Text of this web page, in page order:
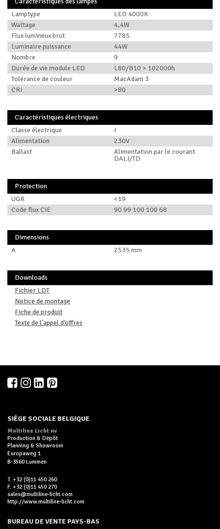
Lamptype
LED 4000K
Wattage
4,4W
Flux lumineux brut
7785
Luminaire puissance
44W
Nombre
9
Durée de vie module LED
L80/B10 > 102000h
Tolérance de couleur
MacAdam 3
CRI
>80
Caractéristiques électriques
Classe électrique
I
Alimentation
230V
Ballast
Alimentation par le courant
DALI/TD
Protection
UGR
<19
Code flux CIE
90 99 100 100 68
Dimensions
A
2535 mm
Downloads
Fichier LDT
Notice de montage
Fiche de produit
Texte de l’appel d‘offres
SIÈGE SOCIALE BELGIQUE
Multiline Licht nv
Production & Dépôt
Planning & Showroom
Europaweg 1
B-3560 Lummen
T. +32 (0)11 450 260
F. +32 (0)11 450 270
sales@multiline-licht.com
http://www.multiline-licht.com
BUREAU DE VENTE PAYS-BAS